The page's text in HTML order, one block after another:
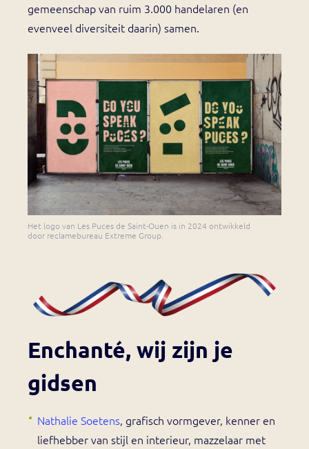
gemeenschap van ruim 3.000 handelaren (en
evenveel diversiteit daarin) samen.
Het logo van Les Puces de Saint-Ouen is in 2024 ontwikkeld
door reclamebureau Extreme Group.
Enchanté, wij zijn je
gidsen
Nathalie Soetens, grafisch vormgever, kenner en
liefhebber van stijl en interieur, mazzelaar met